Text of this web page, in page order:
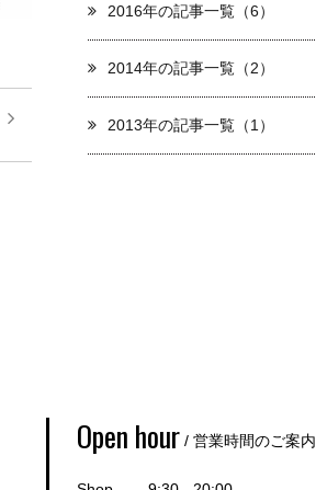
2016年の記事一覧（6）
2014年の記事一覧（2）
2013年の記事一覧（1）
Open hour / 営業時間のご案内